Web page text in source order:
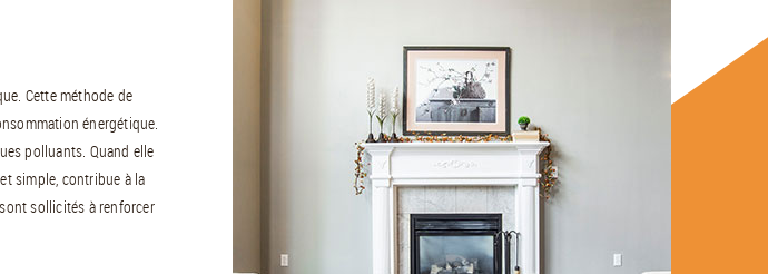
Cette méthode de
énergétique.
polluants. Quand elle
simple, contribue à la
sollicités à renforcer